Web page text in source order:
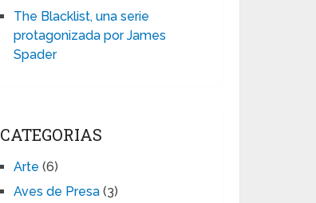
The Blacklist, una serie
protagonizada por James
Spader
CATEGORIAS
Arte (6)
Aves de Presa (3)